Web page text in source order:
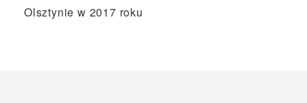
Olsztynie w 2017 roku